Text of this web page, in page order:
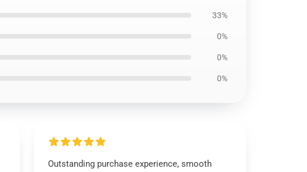
33%
0%
0%
0%
Outstanding purchase experience, smooth